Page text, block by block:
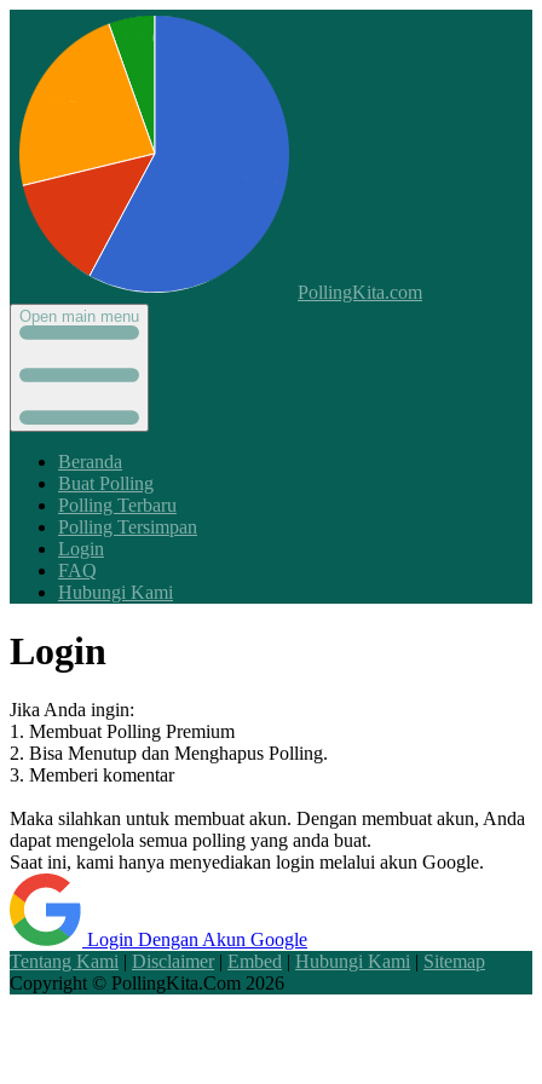
PollingKita.com
Open main menu
Beranda
Buat Polling
Polling Terbaru
Polling Tersimpan
Login
FAQ
Hubungi Kami
Login
Jika Anda ingin:
1. Membuat Polling Premium
2. Bisa Menutup dan Menghapus Polling.
3. Memberi komentar
Maka silahkan untuk membuat akun. Dengan membuat akun, Anda
dapat mengelola semua polling yang anda buat.
Saat ini, kami hanya menyediakan login melalui akun Google.
Login Dengan Akun Google
Tentang Kami | Disclaimer | Embed | Hubungi Kami | Sitemap
Copyright © PollingKita.Com 2026